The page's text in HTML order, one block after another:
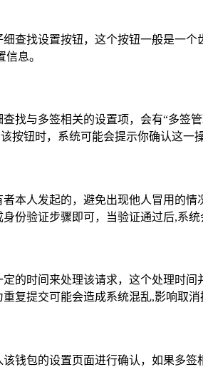
查找设置按钮，这个按钮一般是一
息。
找与多签相关的设置项，会有“多签
按钮时，系统可能会提示你确认这
本人发起的，避免出现他人冒用的
份验证步骤即可，当验证通过后,系统
的时间来处理该请求，这个处理时
复提交可能会造成系统混乱,影响取消
钱包的设置页面进行确认，如果多